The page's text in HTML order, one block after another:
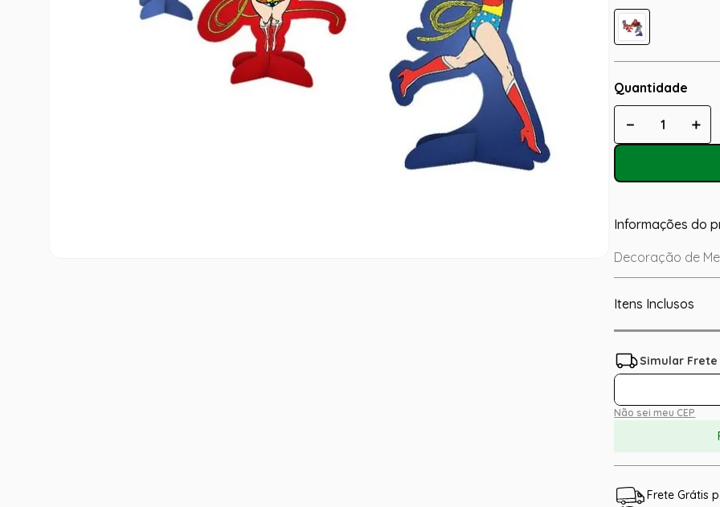
Quantidade
＋
－
Informações do
Decoração de
Itens Inclusos
Não sei meu CEP
Frete Grátis